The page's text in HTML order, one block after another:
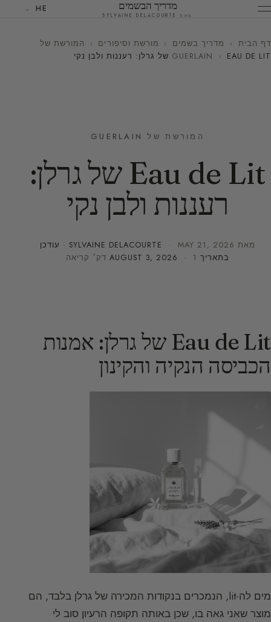
מדריך הבשמים
מאת SYLVAINE DELACOURTE
HE
דף הבית › מדריך בשמים › מורשת וסיפורים ›
המורשת של
GUERLAIN
› EAU DE LIT של גרלן: רעננות ולבן נקי
המורשת של GUERLAIN
Eau de Lit של גרלן:
רעננות ולבן נקי
מאת SYLVAINE DELACOURTE · MAY 21, 2026
· עודכן
בתאריך
AUGUST 3, 2026 · 1 דק׳ קריאה
Eau de Lit של גרלן: אמנות
הכביסה הנקיה והקינון
מים לה-lit, הנמכרים בנקודות המכירה של גרלן בלבד, הם
מוצר שאני גאה בו, שכן באותה תקופה הרעיון סוב לי